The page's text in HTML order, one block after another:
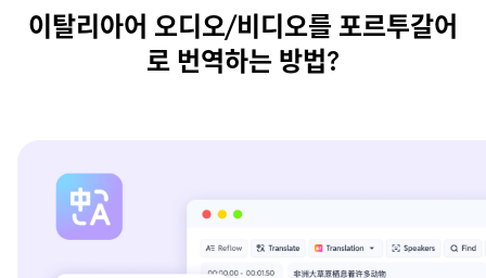
이탈리아어 오디오/비디오를 포르투갈어
로 번역하는 방법?